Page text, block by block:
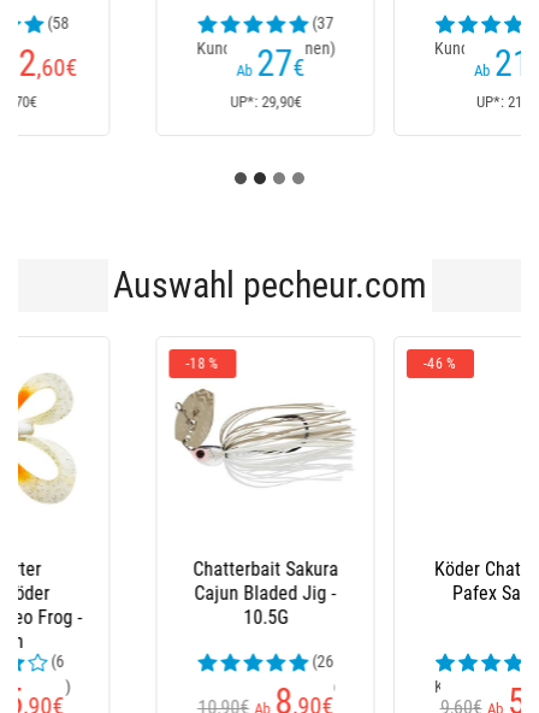
(26
Kundenrezensionen)
(9
Kundenrezensionen)
Auswahl pecheur.com
Köder Chatterbait
(18
Kundenrezensionen)
€
Kasten Sakura Sk
(5
Kundenrezensionen)
,90€